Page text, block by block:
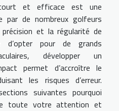
et efficace est une
par de nombreux golfeurs
précision et la régularité de
pour de grands
développer un
permet d’accroître le
les risques d’erreur.
suivantes pourquoi
toute votre attention et